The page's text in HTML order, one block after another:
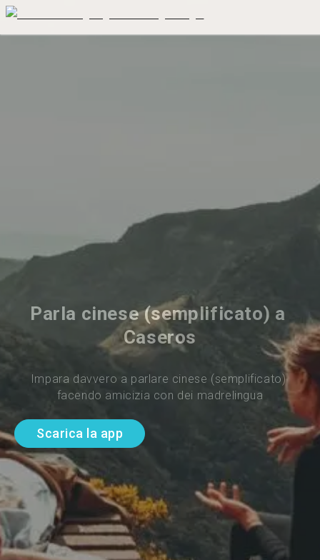
Parla cinese (semplificato) a
Caseros
Impara davvero a parlare cinese (semplificato)
facendo amicizia con dei madrelingua
Scarica la app